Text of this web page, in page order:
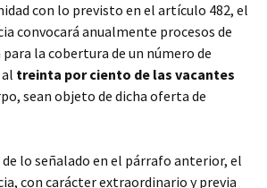
con lo previsto en el artículo 482, el
convocará anualmente procesos de
la cobertura de un número de
treinta por ciento de las vacantes
sean objeto de dicha oferta de
lo señalado en el párrafo anterior, el
con carácter extraordinario y previa